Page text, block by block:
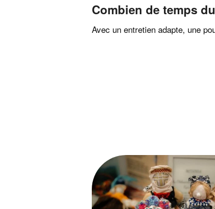
Combien de temps
Avec un entretien adapte, une